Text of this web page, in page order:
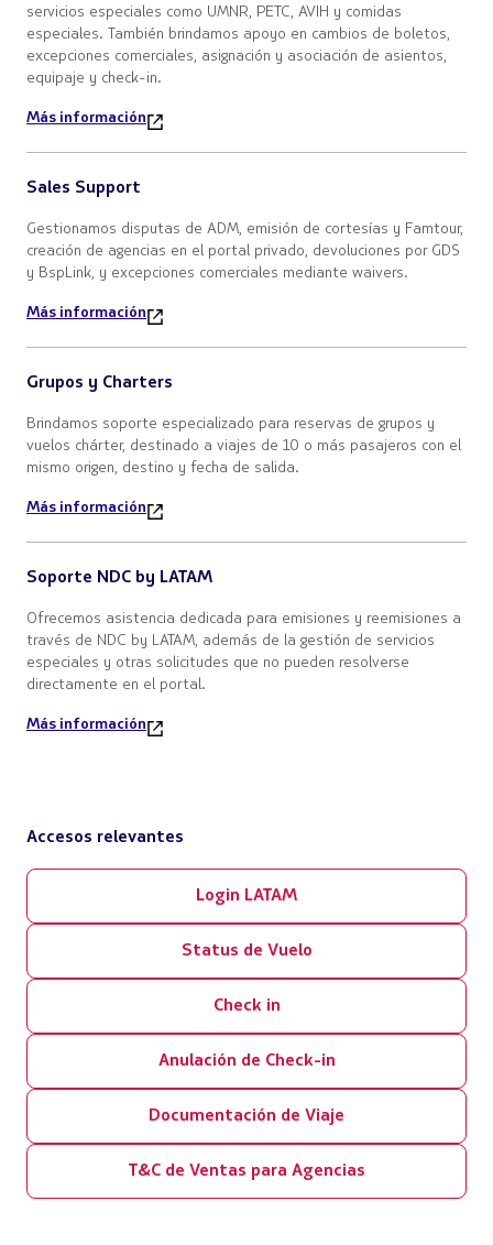
servicios especiales como UMNR, PETC, AVIH y comidas
especiales. También brindamos apoyo en cambios de boletos,
excepciones comerciales, asignación y asociación de asientos,
equipaje y check-in.
Más información
Sales Support
Gestionamos disputas de ADM, emisión de cortesías y Famtour,
creación de agencias en el portal privado, devoluciones por GDS
y BspLink, y excepciones comerciales mediante waivers.
Más información
Grupos y Charters
Brindamos soporte especializado para reservas de grupos y
vuelos chárter, destinado a viajes de 10 o más pasajeros con el
mismo origen, destino y fecha de salida.
Más información
Soporte NDC by LATAM
Ofrecemos asistencia dedicada para emisiones y reemisiones a
través de NDC by LATAM, además de la gestión de servicios
especiales y otras solicitudes que no pueden resolverse
directamente en el portal.
Más información
Accesos relevantes
Login LATAM
Status de Vuelo
Check in
Anulación de Check-in
Documentación de Viaje
T&C de Ventas para Agencias